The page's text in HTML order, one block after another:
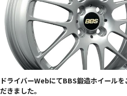
ドライバーWebにてBBS鍛造ホイールを
だきました。